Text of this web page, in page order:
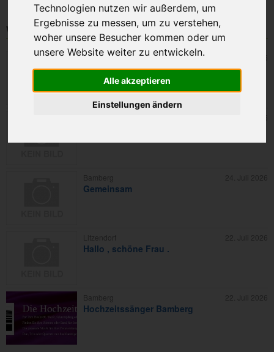
Technologien nutzen wir außerdem, um
Ergebnisse zu messen, um zu verstehen,
woher unsere Besucher kommen oder um
unsere Website weiter zu entwickeln.
Alle akzeptieren
Einstellungen ändern
Weitere Kleinanzeigen
Kronach
Wo finde ich dich?
Gemeinsam
Hallo , schöne Frau .
Hochzeitssänger Bamberg